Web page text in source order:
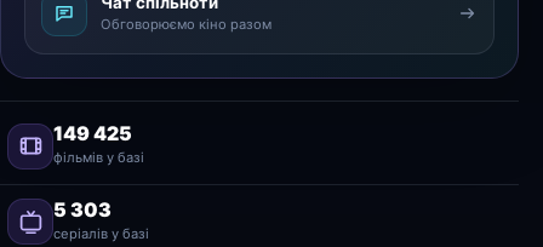
Обговорюємо кіно разом
149 425
фільмів у базі
5 303
серіалів у базі